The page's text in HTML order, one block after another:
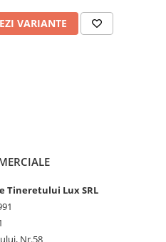
VARIANTE
Tineretului Lux SRL
Nr.58